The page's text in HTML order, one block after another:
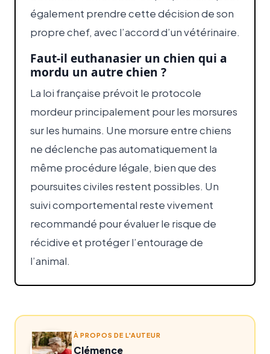
également prendre cette décision de son
propre chef, avec l’accord d’un vétérinaire.
Faut-il euthanasier un chien qui a
mordu un autre chien ?
La loi française prévoit le protocole
mordeur principalement pour les morsures
sur les humains. Une morsure entre chiens
ne déclenche pas automatiquement la
même procédure légale, bien que des
poursuites civiles restent possibles. Un
suivi comportemental reste vivement
recommandé pour évaluer le risque de
récidive et protéger l’entourage de
l’animal.
À PROPOS DE L'AUTEUR
Clémence